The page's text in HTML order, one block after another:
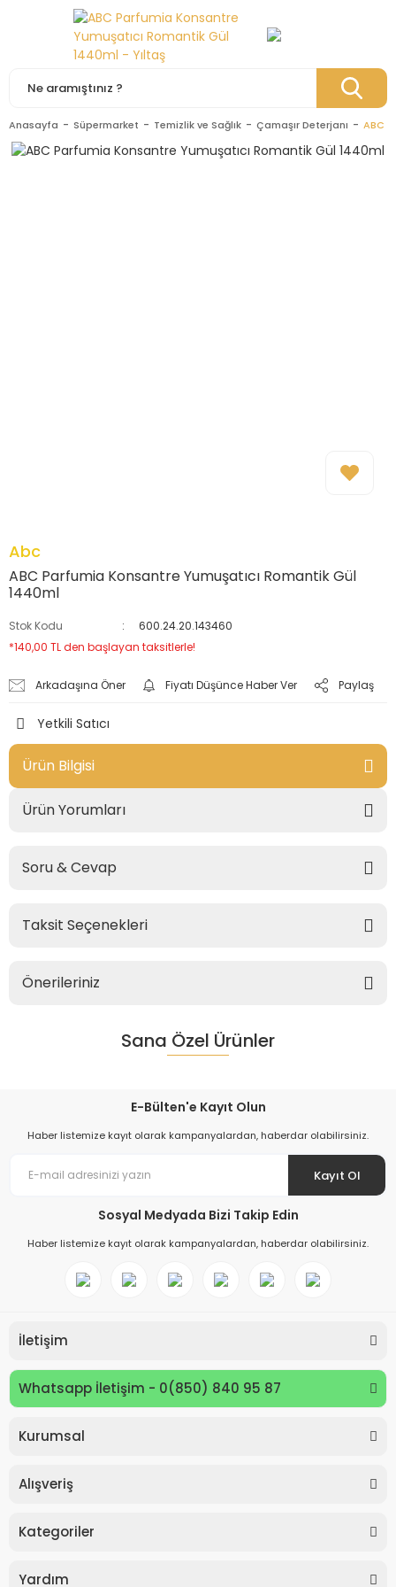
Anasayfa Süpermarket Temizlik ve Sağlık Çamaşır Deterjanı ABC
Abc
ABC Parfumia Konsantre Yumuşatıcı Romantik Gül
1440ml
Stok Kodu
600.24.20.143460
*140,00 TL den başlayan taksitlerle!
Arkadaşına Öner Fiyatı Düşünce Haber Ver Paylaş
Yetkili Satıcı
Ürün Bilgisi
Ürün Yorumları
Soru & Cevap
Taksit Seçenekleri
Önerileriniz
Sana Özel Ürünler
E-Bülten'e Kayıt Olun
Haber listemize kayıt olarak kampanyalardan, haberdar olabilirsiniz.
Kayıt Ol
Sosyal Medyada Bizi Takip Edin
Haber listemize kayıt olarak kampanyalardan, haberdar olabilirsiniz.
İletişim
Whatsapp İletişim - 0(850) 840 95 87
Kurumsal
Alışveriş
Kategoriler
Yardım